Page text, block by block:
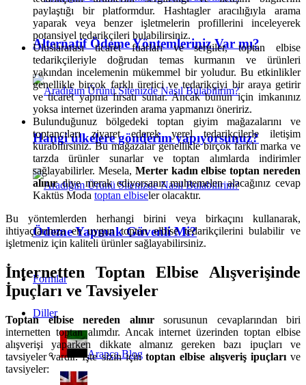
Alternatif Ödeme Yöntemleriniz Var mı?
Hangi ülkelere gönderim yapıyorsunuz?
Ödeme Yapmak Güvenli Mi?
Formlar
Diller
Arapça Blog
paylaştığı bir platformdur. Hashtagler aracılığıyla arama
yaparak veya benzer işletmelerin profillerini inceleyerek
potansiyel tedarikçileri bulabilirsiniz.
Uluslararası ticaret fuarları ve sergiler, toptan elbise
tedarikçileriyle doğrudan temas kurmanın ve ürünleri
yakından incelemenin mükemmel bir yoludur. Bu etkinlikler
genellikle birçok farklı üretici ve tedarikçiyi bir araya getirir
ve ticaret yapma fırsatı sunar. Ancak bunun için imkanınız
yoksa internet üzerinden arama yapmanızı öneririz.
Bulunduğunuz bölgedeki toptan giyim mağazalarını ve
toptancıları ziyaret ederek yerel tedarikçilerle iletişim
kurabilirsiniz. Bu mağazalar genellikle birçok farklı marka ve
tarzda ürünler sunarlar ve toptan alımlarda indirimler
sağlayabilirler. Mesela, Merter kadın elbise toptan nereden
alınırdiye merak ediyorsanız muhtemelen alacağınız cevap
Kaktüs Moda toptan elbiseler olacaktır.
Bu yöntemlerden herhangi birini veya birkaçını kullanarak,
ihtiyaçlarınıza en uygun toptan elbise tedarikçilerini bulabilir ve
işletmeniz için kaliteli ürünler sağlayabilirsiniz.
İnternetten Toptan Elbise Alışverişinde
İpuçları ve Tavsiyeler
Toptan elbise nereden alınır sorusunun cevaplarından biri
internetten toptan alımdır. Ancak internet üzerinden toptan elbise
alışverişi yaparken dikkate almanız gereken bazı ipuçları ve
tavsiyeler vardır. İşte sizin içintoptan elbise alışveriş ipuçlarıve
tavsiyeler: